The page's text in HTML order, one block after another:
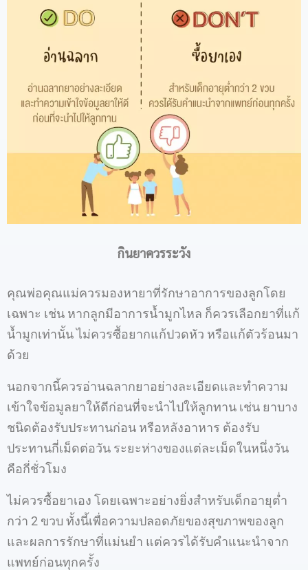
กินยาควรระวัง
คุณพ่อคุณแม่ควรมองหายาที่รักษาอาการของลูกโดย
เฉพาะ เช่น หากลูกมีอาการน้ำมูกไหล ก็ควรเลือกยาที่แก้
น้ำมูกเท่านั้น ไม่ควรซื้อยากแก้ปวดหัว หรือแก้ตัวร้อนมา
ด้วย
นอกจากนี้ควรอ่านฉลากยาอย่างละเอียดและทำความ
เข้าใจข้อมูลยาให้ดีก่อนที่จะนำไปให้ลูกทาน เช่น ยาบาง
ชนิดต้องรับประทานก่อน หรือหลังอาหาร ต้องรับ
ประทานกี่เม็ดต่อวัน ระยะห่างของแต่ละเม็ดในหนึ่งวัน
คือกี่ชั่วโมง
ไม่ควรซื้อยาเอง โดยเฉพาะอย่างยิ่งสำหรับเด็กอายุต่ำ
กว่า 2 ขวบ ทั้งนี้เพื่อความปลอดภัยของสุขภาพของลูก
และผลการรักษาที่แม่นยำ แต่ควรได้รับคำแนะนำจาก
แพทย์ก่อนทุกครั้ง